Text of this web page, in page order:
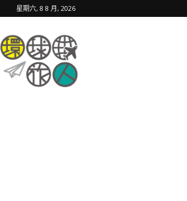
星期六, 8 8 月, 2026